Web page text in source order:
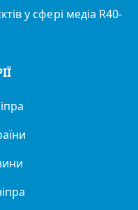
у сфері медіа R40-